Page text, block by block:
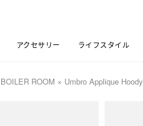
アクセサリー ライフスタイル
BOILER ROOM × Umbro Applique Hoody